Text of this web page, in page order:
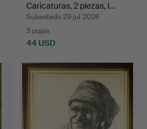
Caricaturas, 2 piezas, l…
Subastado 29 jul 2026
3 pujas
44 USD